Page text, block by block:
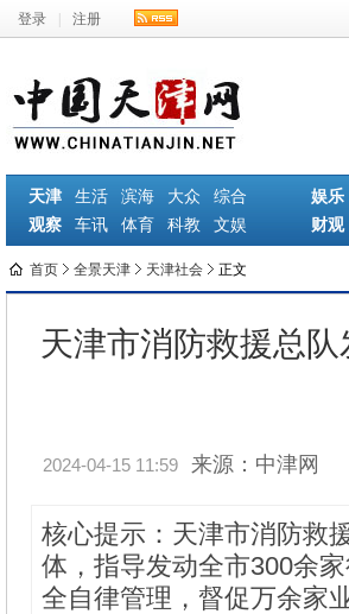
登录 注册
天津 生活 滨海 大众
综合
观察
车讯 体育 科教 文娱
娱乐
财观
首页 全景天津 天津社会 正文
天津市消防救援总
2024-04-15 11:59 来源：中津网
核心提示：天津市消防救
体，指导发动全市300余
全自律管理，督促万余家